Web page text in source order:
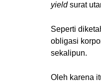
yieldsurat
Seperti
obligasi
sekalipun.
Oleh karena